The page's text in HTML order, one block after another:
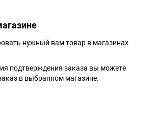
нужный вам товар в магазинах
подтверждения заказа вы можете
в выбранном магазине.